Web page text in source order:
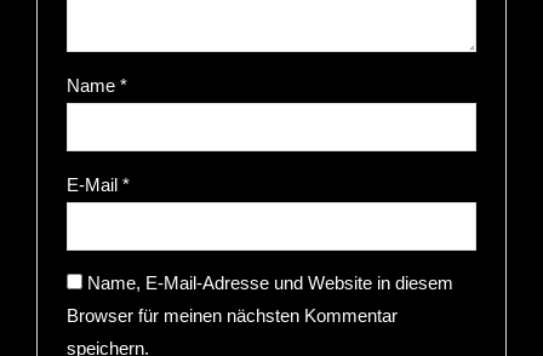
Name*
E-Mail*
Name, E-Mail-Adresse und Website in diesem
Browser für meinen nächsten Kommentar
speichern.